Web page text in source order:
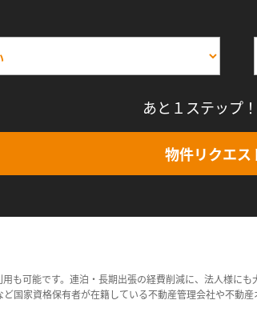
あと１ステップ
物件リクエス
も可能です。連泊・長期出張の経費削減に、法人様にも
国家資格保有者が在籍している不動産管理会社や不動